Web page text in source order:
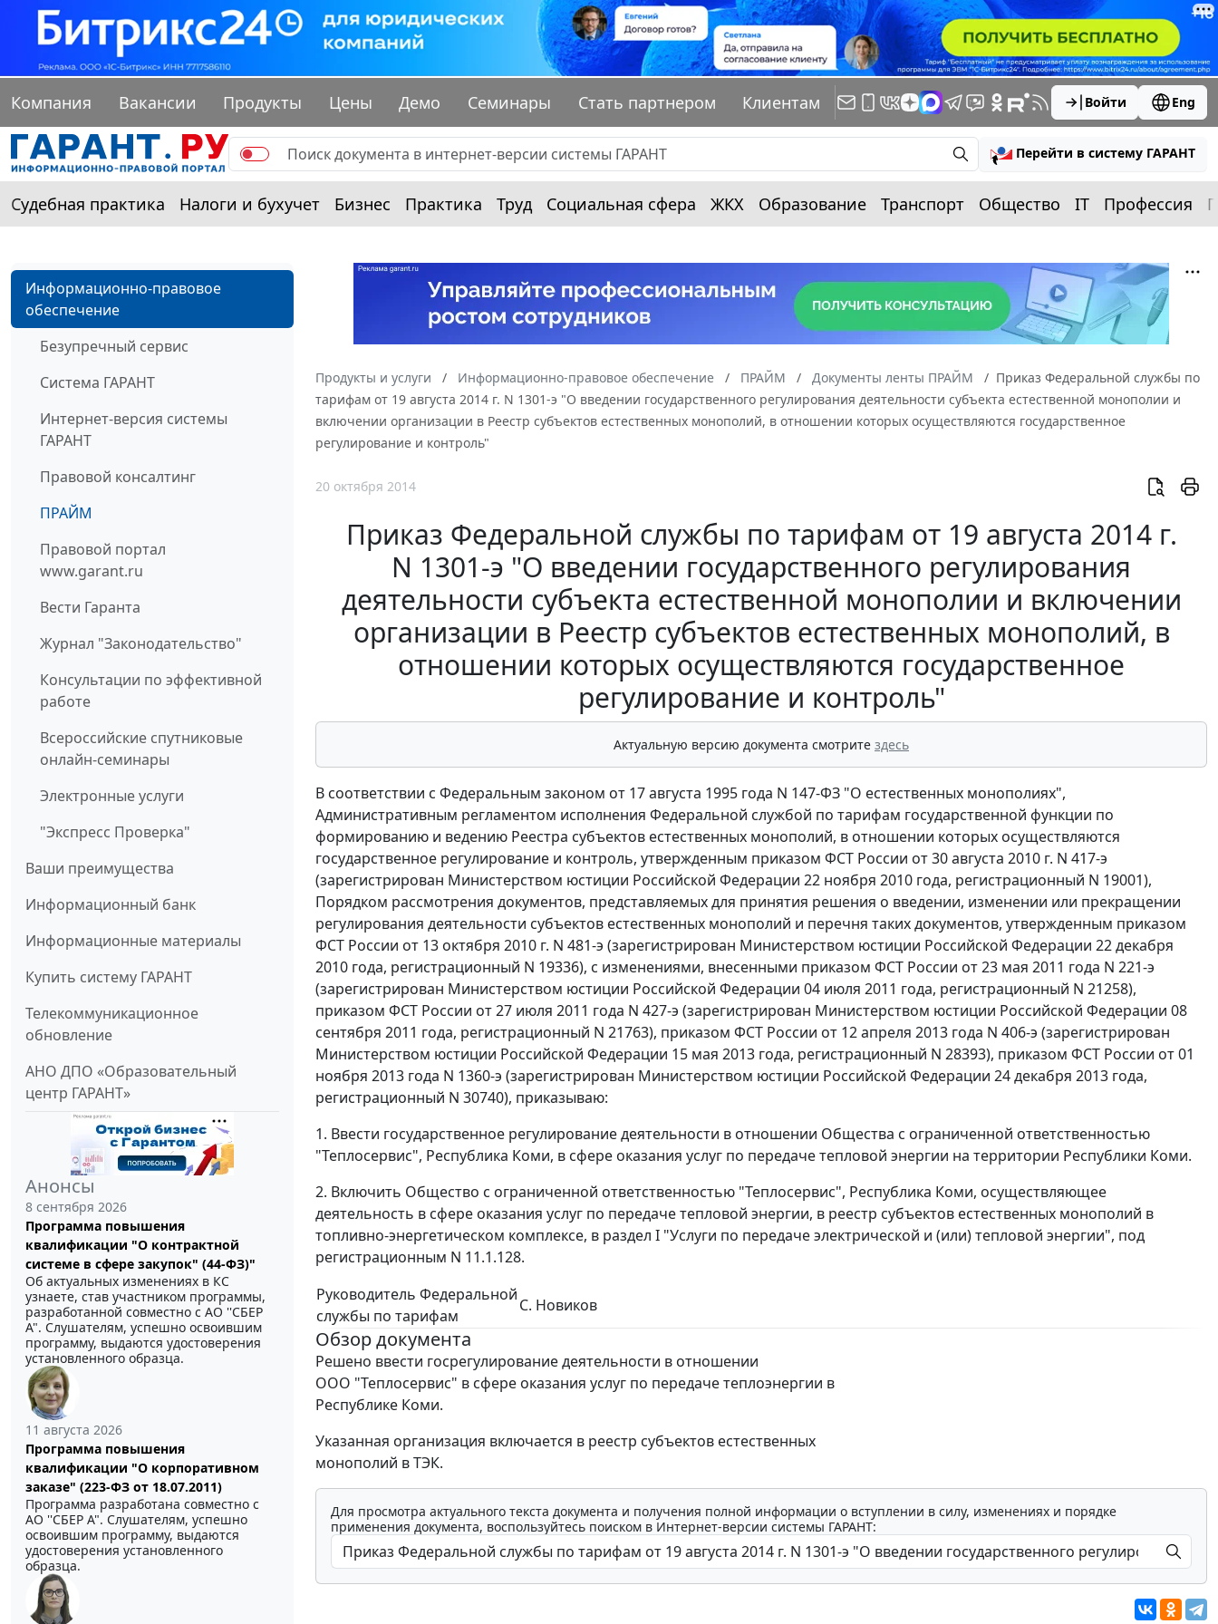
Компания Вакансии Продукты Цены Демо Семинары Стать партнером Клиентам Войти Eng
Перейти в систему ГАРАНТ
Судебная практика Налоги и бухучет Бизнес Практика Труд Социальная сфера ЖКХ Образование Транспорт Общество IT Профессия
Информационно-правовое
обеспечение
Безупречный сервис
Система ГАРАНТ
Интернет-версия системы
ГАРАНТ
Правовой консалтинг
ПРАЙМ
Правовой портал
www.garant.ru
Вести Гаранта
Журнал "Законодательство"
Консультации по эффективной
работе
Всероссийские спутниковые
онлайн-семинары
Электронные услуги
"Экспресс Проверка"
Ваши преимущества
Информационный банк
Информационные материалы
Купить систему ГАРАНТ
Телекоммуникационное
обновление
АНО ДПО «Образовательный
центр ГАРАНТ»
Анонсы
8 сентября 2026
Программа повышения
квалификации "О контрактной
системе в сфере закупок" (44-ФЗ)"
Об актуальных изменениях в КС
узнаете, став участником программы,
разработанной совместно с АО ''СБЕР
А". Слушателям, успешно освоившим
программу, выдаются удостоверения
установленного образца.
11 августа 2026
Программа повышения
квалификации "О корпоративном
заказе" (223-ФЗ от 18.07.2011)
Программа разработана совместно с
АО ''СБЕР А". Слушателям, успешно
освоившим программу, выдаются
удостоверения установленного
образца.
Продукты и услуги Информационно-правовое обеспечение ПРАЙМ Документы ленты ПРАЙМ
Приказ Федеральной службы по
тарифам от 19 августа 2014 г. N 1301-э "О введении государственного регулирования деятельности субъекта естественной монополии и
включении организации в Реестр субъектов естественных монополий, в отношении которых осуществляются государственное
регулирование и контроль"
20 октября 2014
Приказ Федеральной службы по тарифам от 19 августа 2014 г.
N 1301-э "О введении государственного регулирования
деятельности субъекта естественной монополии и включении
организации в Реестр субъектов естественных монополий, в
отношении которых осуществляются государственное
регулирование и контроль"
Актуальную версию документа смотрите здесь
В соответствии с Федеральным законом от 17 августа 1995 года N 147-ФЗ "О естественных монополиях",
Административным регламентом исполнения Федеральной службой по тарифам государственной функции по
формированию и ведению Реестра субъектов естественных монополий, в отношении которых осуществляются
государственное регулирование и контроль, утвержденным приказом ФСТ России от 30 августа 2010 г. N 417-э
(зарегистрирован Министерством юстиции Российской Федерации 22 ноября 2010 года, регистрационный N 19001),
Порядком рассмотрения документов, представляемых для принятия решения о введении, изменении или прекращении
регулирования деятельности субъектов естественных монополий и перечня таких документов, утвержденным приказом
ФСТ России от 13 октября 2010 г. N 481-э (зарегистрирован Министерством юстиции Российской Федерации 22 декабря
2010 года, регистрационный N 19336), с изменениями, внесенными приказом ФСТ России от 23 мая 2011 года N 221-э
(зарегистрирован Министерством юстиции Российской Федерации 04 июля 2011 года, регистрационный N 21258),
приказом ФСТ России от 27 июля 2011 года N 427-э (зарегистрирован Министерством юстиции Российской Федерации 08
сентября 2011 года, регистрационный N 21763), приказом ФСТ России от 12 апреля 2013 года N 406-э (зарегистрирован
Министерством юстиции Российской Федерации 15 мая 2013 года, регистрационный N 28393), приказом ФСТ России от 01
ноября 2013 года N 1360-э (зарегистрирован Министерством юстиции Российской Федерации 24 декабря 2013 года,
регистрационный N 30740), приказываю:
1. Ввести государственное регулирование деятельности в отношении Общества с ограниченной ответственностью
"Теплосервис", Республика Коми, в сфере оказания услуг по передаче тепловой энергии на территории Республики Коми.
2. Включить Общество с ограниченной ответственностью "Теплосервис", Республика Коми, осуществляющее
деятельность в сфере оказания услуг по передаче тепловой энергии, в реестр субъектов естественных монополий в
топливно-энергетическом комплексе, в раздел I "Услуги по передаче электрической и (или) тепловой энергии", под
регистрационным N 11.1.128.
Руководитель Федеральной
службы по тарифам
С. Новиков
Обзор документа
Решено ввести госрегулирование деятельности в отношении
ООО "Теплосервис" в сфере оказания услуг по передаче теплоэнергии в
Республике Коми.
Указанная организация включается в реестр субъектов естественных
монополий в ТЭК.
Для просмотра актуального текста документа и получения полной информации о вступлении в силу, изменениях и порядке
применения документа, воспользуйтесь поиском в Интернет-версии системы ГАРАНТ: